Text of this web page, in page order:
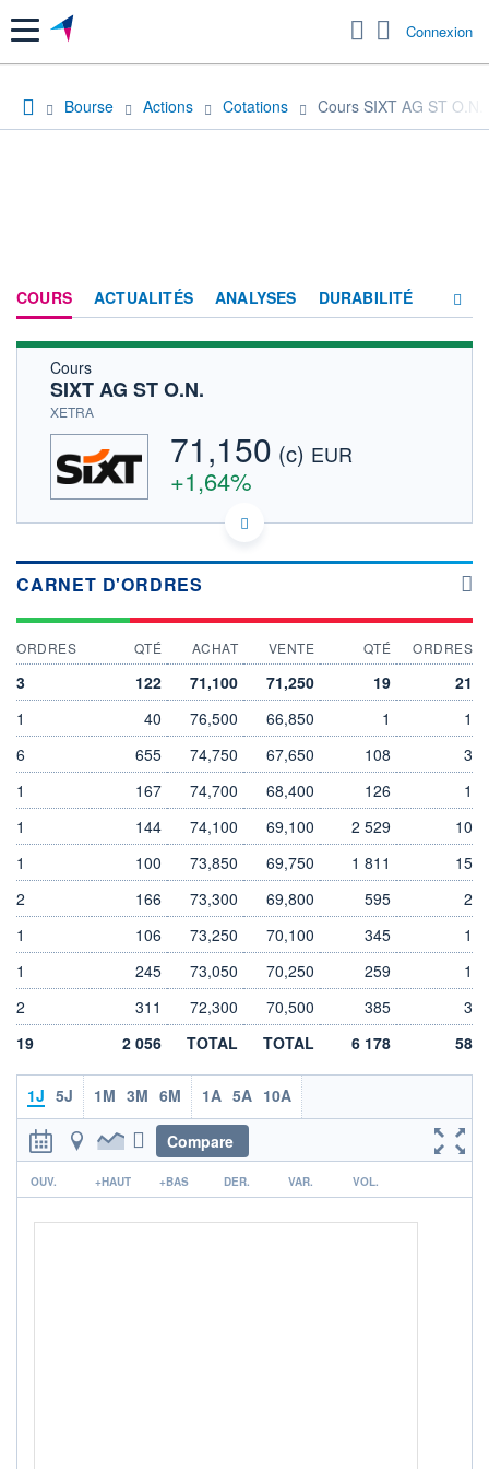
Menu Connexion
Bourse Actions Cotations Cours SIXT AG ST O.N.
COURS ACTUALITÉS ANALYSES DURABILITÉ
PRODUITS DE BOURSE
FORUM
HISTORIQUE
ACTIONNAIRES
Cours
SIXT AG ST O.N.
XETRA
71,150 (c) EUR
+1,64%
DE0007231326 SIX2
Cotation sur les autres places
11h51 14h42
OUVERTURE CLÔTURE VEILLE
70,000
+ HAUT + BAS
70,000
32 378
CAPITAL ÉCHANGÉ
0,11%
VALORISATION
2 161 MEUR
DERNIER ÉCHANGE
07.08.26 / 17:35:02
0,000
HAUSSE
0,000
ESTIMÉ 2026
5,04%
2026
10,42
DERNIER
DIVIDENDE
0,00 EUR -
CARNET D'ORDRES
ORDRES QTÉ ACHAT VENTE QTÉ ORDRES
3 122 71,100 71,250 19
21
1
40 76,500 66,850 1
1
6
655 74,750 67,650 108
3
1
167 74,700 68,400 126
1
1
144 74,100 69,100 2 529
10
1
100 73,850 69,750 1 811
15
2
166 73,300 69,800 595
2
1
106 73,250 70,100 345
1
1
245 73,050 70,250 259
1
2
311 72,300 70,500 385
3
19
2 056 TOTAL TOTAL 6 178 58
1J 5J 1M 3M 6M 1A 5A 10A
Compare
r
OUV. +HAUT +BAS DER. VAR. VOL.